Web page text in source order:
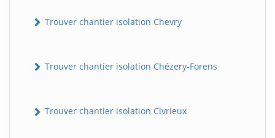
Trouver chantier isolation Chevry
Trouver chantier isolation Chézery-Forens
Trouver chantier isolation Civrieux